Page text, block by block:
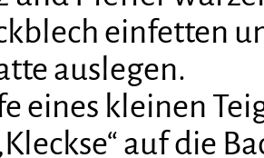
einfetten
auslegen.
eines kleinen
auf die